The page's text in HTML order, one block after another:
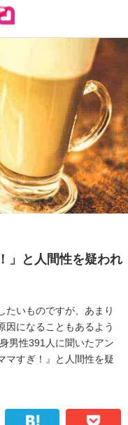
」と人間性を疑われ
たいものですが、あまり
因になることもあるよう
男性391人に聞いたアン
マすぎ！』と人間性を疑